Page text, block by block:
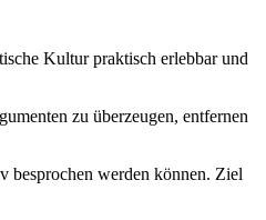
Kultur praktisch erlebbar und
zu überzeugen, entfernen
besprochen werden können. Ziel